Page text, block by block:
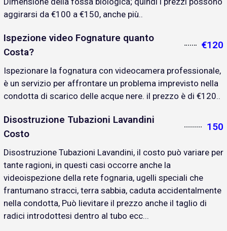
aggirarsi da €100 a €150, anche più..
Ispezione video Fognature quanto
Costa?
€120
Ispezionare la fognatura con videocamera professionale,
è un servizio per affrontare un problema imprevisto nella
condotta di scarico delle acque nere. il prezzo è di €120..
Disostruzione Tubazioni Lavandini
Costo
150
Disostruzione Tubazioni Lavandini, il costo può variare per
tante ragioni, in questi casi occorre anche la
videoispezione della rete fognaria, ugelli speciali che
frantumano stracci, terra sabbia, caduta accidentalmente
nella condotta, Può lievitare il prezzo anche il taglio di
radici introdottesi dentro al tubo ecc...